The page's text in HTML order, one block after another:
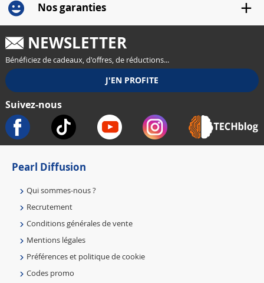
Nos garanties
NEWSLETTER
Bénéficiez de cadeaux, d'offres, de réductions...
Suivez-nous
Pearl Diffusion
Qui sommes-nous ?
Recrutement
Conditions générales de vente
Mentions légales
Préférences et politique de cookie
Codes promo